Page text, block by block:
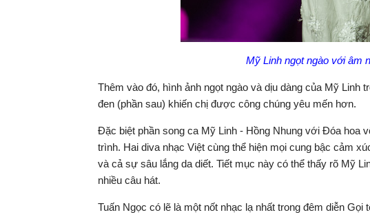
Mỹ Linh ngọt ngào với âm
Thêm vào đó, hình ảnh ngọt ngào và dịu dàng của Mỹ Linh
đen (phần sau) khiến chị được công chúng yêu mến hơn.
Đặc biệt phần song ca Mỹ Linh - Hồng Nhung với Đóa hoa
trình. Hai diva nhạc Việt cùng thể hiện mọi cung bậc cảm
và cả sự sâu lắng da diết. Tiết mục này có thể thấy rõ Mỹ
nhiều câu hát.
Tuấn Ngọc có lẽ là một nốt nhạc lạ nhất trong đêm diễn